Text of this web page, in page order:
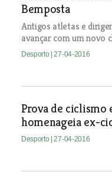
Bemposta
Antigos atletas e
avançar com um novo
Desporto | 27-04-2016
Prova de ciclismo
homenageia ex-
Desporto | 27-04-2016